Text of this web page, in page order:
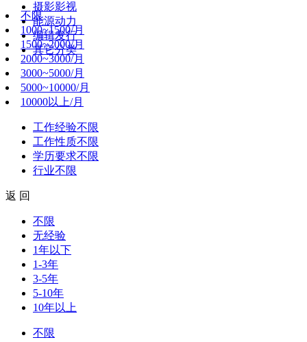
摄影影视
能源动力
编辑发行
其它分类
不限
1000~1500/月
1500~2000/月
2000~3000/月
3000~5000/月
5000~10000/月
10000以上/月
工作经验不限
工作性质不限
学历要求不限
行业不限
返 回
不限
无经验
1年以下
1-3年
3-5年
5-10年
10年以上
不限